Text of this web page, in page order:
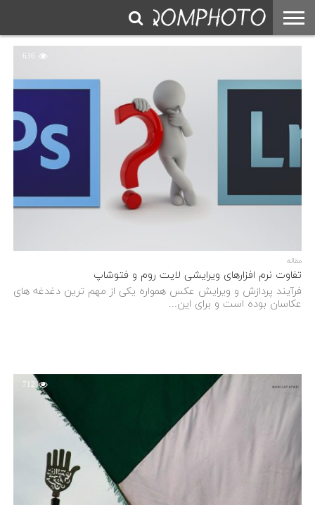
636
مقاله
تفاوت نرم افزارهای ویرایشی لایت روم و فتوشاپ
فرآیند پردازش و ویرایش عکس همواره یکی از مهم ترین دغدغه های
عکاسان بوده است و برای این...
712